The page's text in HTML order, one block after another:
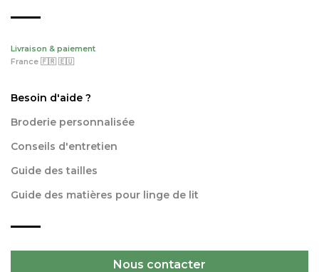
Livraison & paiement
France 🇫🇷 🇪🇺
Besoin d'aide ?
Broderie personnalisée
Conseils d'entretien
Guide des tailles
Guide des matières pour linge de lit
Nous contacter